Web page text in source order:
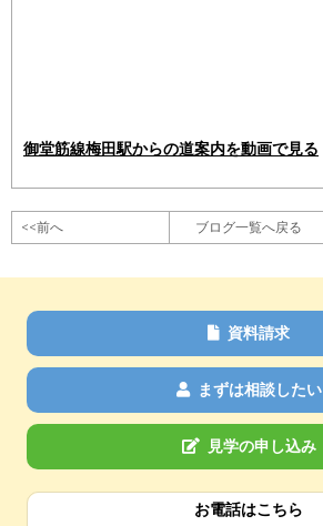
御堂筋線梅田駅からの道案内を動画で見る
<<前へ ブログ一覧へ戻る
資料請求
まずは相談したい
見学の申し込み
お電話はこちら